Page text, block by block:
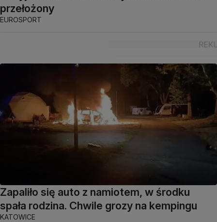
przełożony
EUROSPORT
Zapaliło się auto z namiotem, w środku
spała rodzina. Chwile grozy na kempingu
KATOWICE